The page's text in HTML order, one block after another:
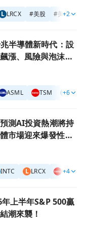
L LRCX #美股 #美股新聞
+2
設備商爆發、記憶
半導體新時代：設
漲、風險與泡沫警
ASML TSM INTC
+6
持續超出預期，半
測AI投資熱潮將持
市場迎來爆發性增
INTC L LRCX TSM
+4
贏家，投資者獲利
上半年S&P 500贏
潮來襲！